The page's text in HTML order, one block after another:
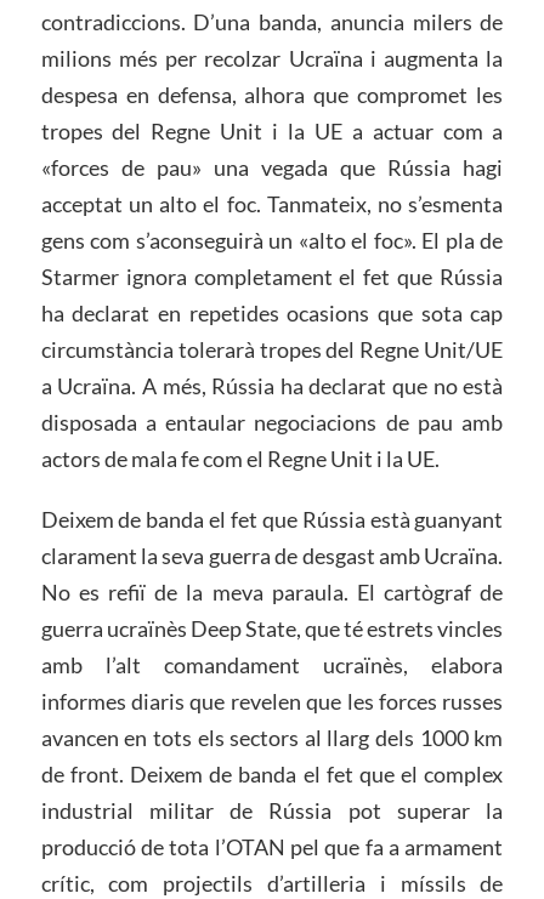
contradiccions. D’una banda, anuncia milers de
milions més per recolzar Ucraïna i augmenta la
despesa en defensa, alhora que compromet les
tropes del Regne Unit i la UE a actuar com a
«forces de pau» una vegada que Rússia hagi
acceptat un alto el foc. Tanmateix, no s’esmenta
gens com s’aconseguirà un «alto el foc». El pla de
Starmer ignora completament el fet que Rússia
ha declarat en repetides ocasions que sota cap
circumstància tolerarà tropes del Regne Unit/UE
a Ucraïna. A més, Rússia ha declarat que no està
disposada a entaular negociacions de pau amb
actors de mala fe com el Regne Unit i la UE.
Deixem de banda el fet que Rússia està guanyant
clarament la seva guerra de desgast amb Ucraïna.
No es refiï de la meva paraula. El cartògraf de
guerra ucraïnès Deep State, que té estrets vincles
amb l’alt comandament ucraïnès, elabora
informes diaris que revelen que les forces russes
avancen en tots els sectors al llarg dels 1000 km
de front. Deixem de banda el fet que el complex
industrial militar de Rússia pot superar la
producció de tota l’OTAN pel que fa a armament
crític, com projectils d’artilleria i míssils de